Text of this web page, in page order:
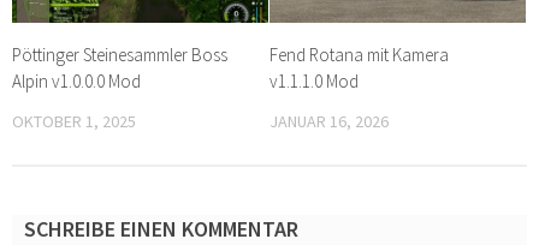
Pöttinger Steinesammler Boss
Alpin v1.0.0.0 Mod
OKTOBER 1, 2025
Fend Rotana mit Kamera
v1.1.1.0 Mod
JANUAR 16, 2026
SCHREIBE EINEN KOMMENTAR